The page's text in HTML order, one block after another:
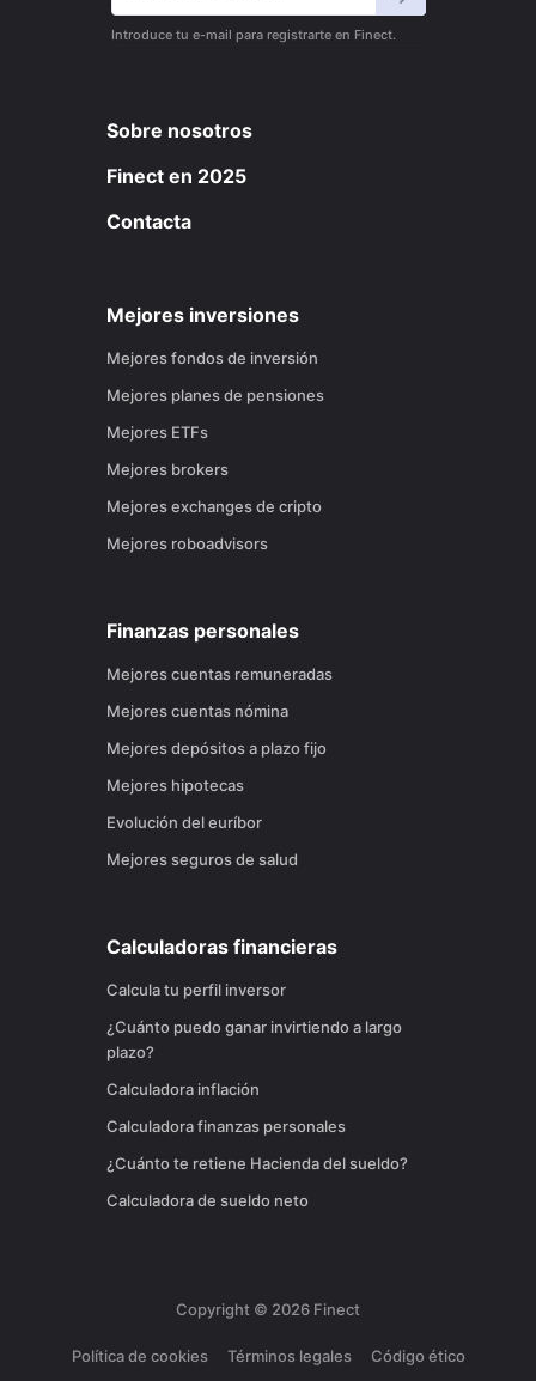
Introduce tu e-mail para registrarte en Finect.
Sobre nosotros
Finect en 2025
Contacta
Mejores inversiones
Mejores fondos de inversión
Mejores planes de pensiones
Mejores ETFs
Mejores brokers
Mejores exchanges de cripto
Mejores roboadvisors
Finanzas personales
Mejores cuentas remuneradas
Mejores cuentas nómina
Mejores depósitos a plazo fijo
Mejores hipotecas
Evolución del euríbor
Mejores seguros de salud
Calculadoras financieras
Calcula tu perfil inversor
¿Cuánto puedo ganar invirtiendo a largo
plazo?
Calculadora inflación
Calculadora finanzas personales
¿Cuánto te retiene Hacienda del sueldo?
Calculadora de sueldo neto
Copyright © 2026 Finect
Política de cookies Términos legales Código ético